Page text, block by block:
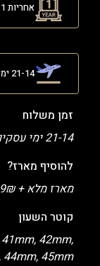
אחריות 1 שנים
21-14 ימי עסקים
זמן משלוח
21-14 ימי עסקים
להוסיף מארז?
מארז מלא + 449₪, ללא מארז
קוטר השעון
42mm,
44mm, 45mm